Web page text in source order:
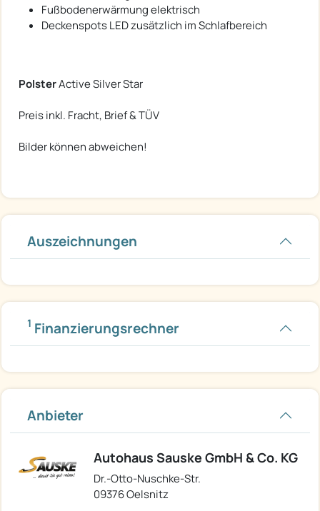
Fußbodenerwärmung elektrisch
Deckenspots LED zusätzlich im Schlafbereich
PolsterActive Silver Star
Preis inkl. Fracht, Brief & TÜV
Bilder können abweichen!
Auszeichnungen
1 Finanzierungsrechner
Anbieter
Autohaus Sauske GmbH & Co. KG
Dr.-Otto-Nuschke-Str.
09376 Oelsnitz